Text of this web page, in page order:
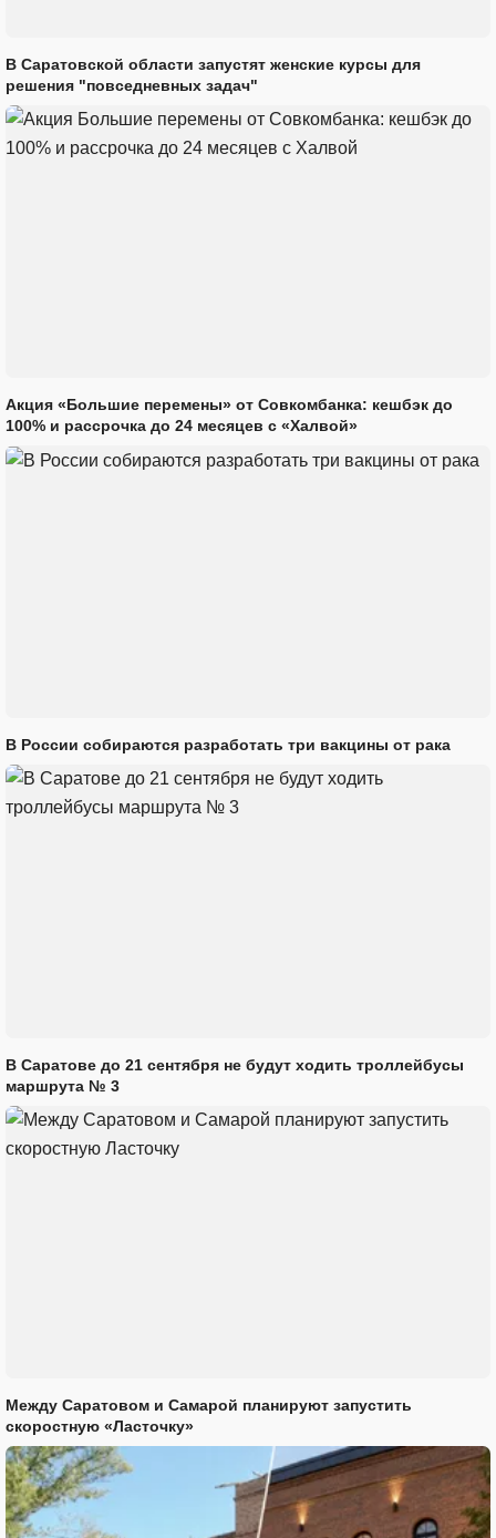
В Саратовской области запустят женские курсы для
решения "повседневных задач"
Акция «Большие перемены» от Совкомбанка: кешбэк до
100% и рассрочка до 24 месяцев с «Халвой»
В России собираются разработать три вакцины от рака
В Саратове до 21 сентября не будут ходить троллейбусы
маршрута № 3
Между Саратовом и Самарой планируют запустить
скоростную «Ласточку»